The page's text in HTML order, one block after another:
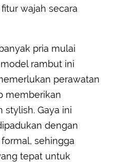
wajah secara
pria mulai
rambut ini
perawatan
memberikan
stylish. Gaya ini
dengan
sehingga
tepat untuk